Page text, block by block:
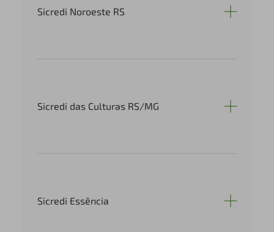
Sicredi Noroeste RS
Sicredi das Culturas RS/MG
Sicredi Essência